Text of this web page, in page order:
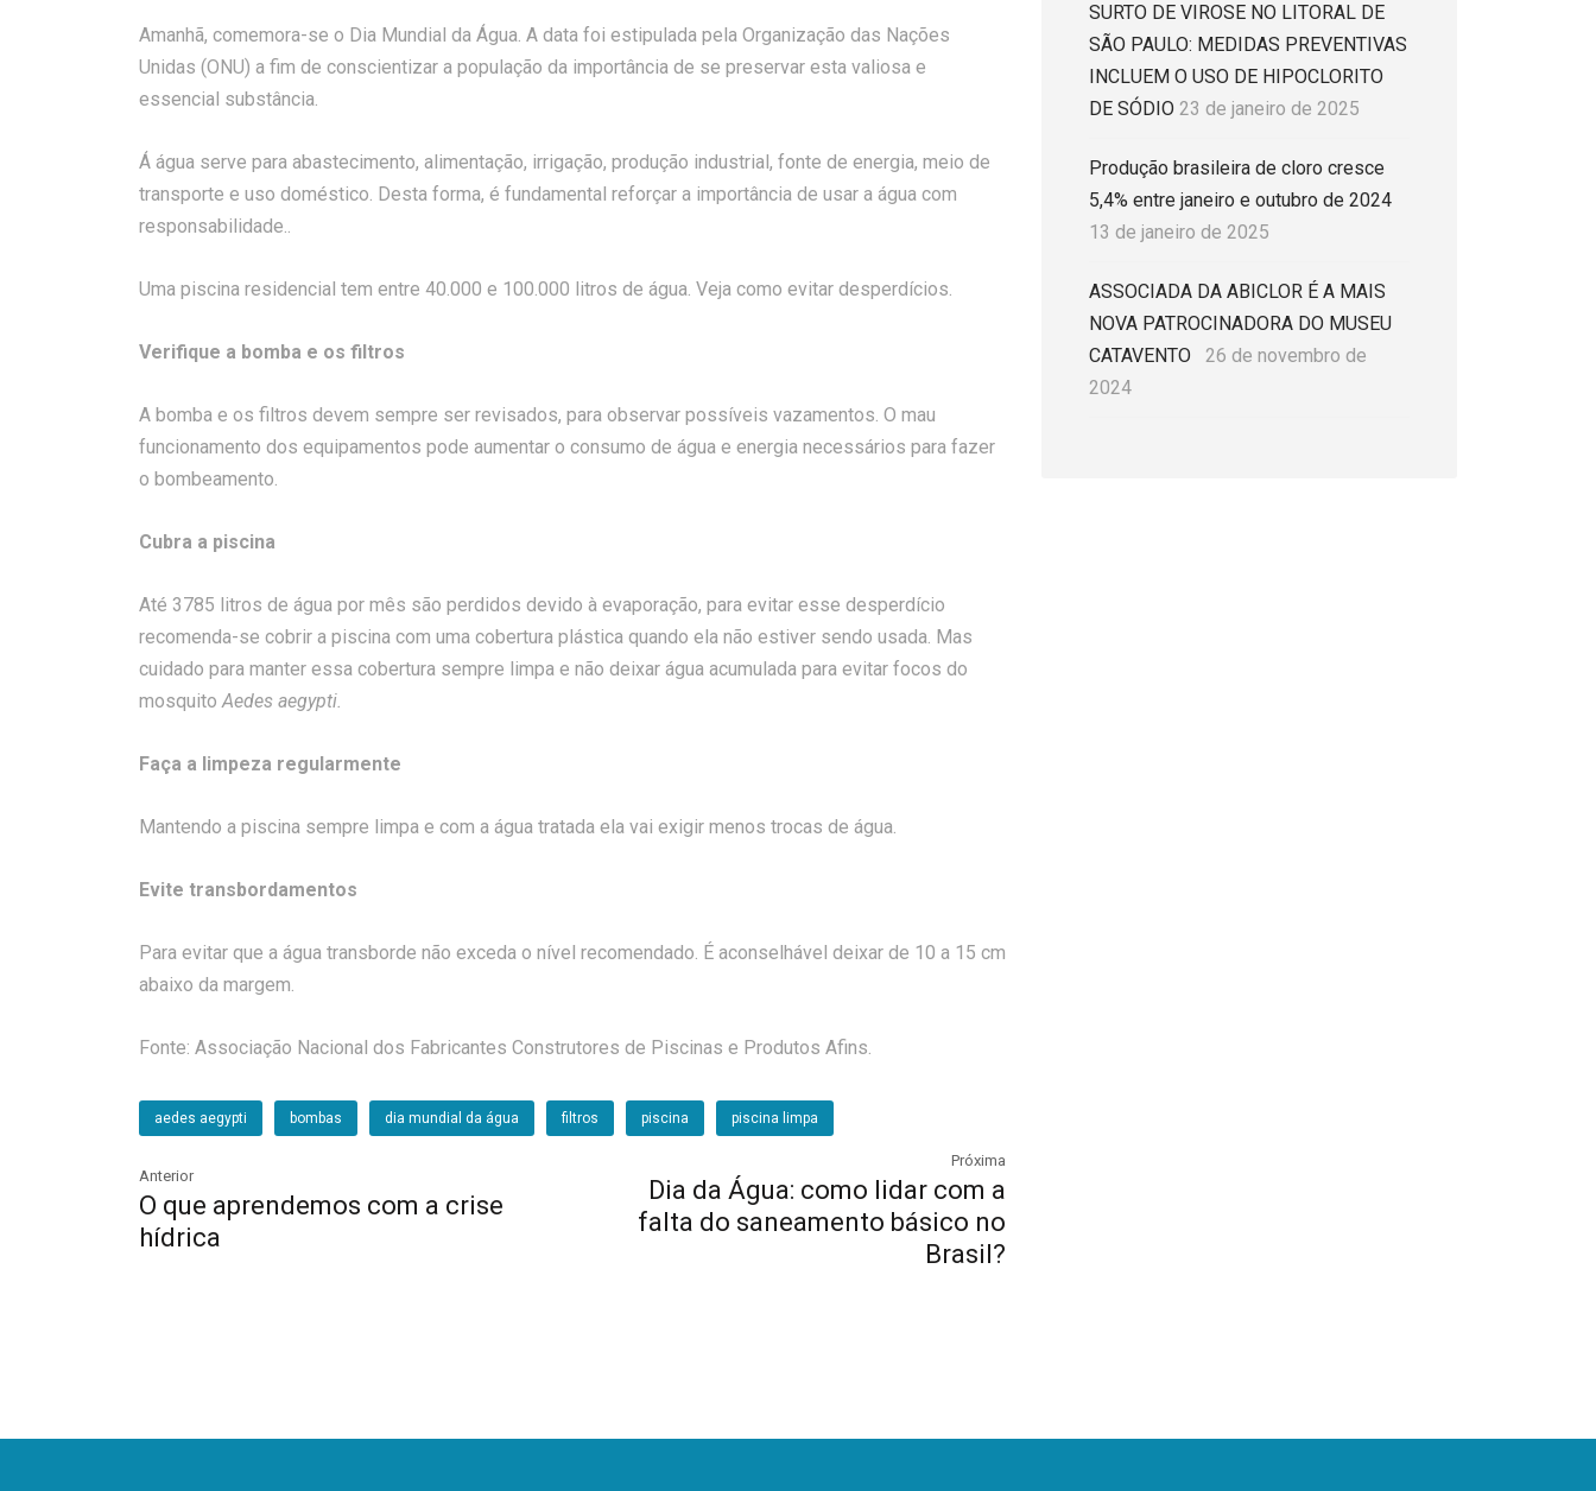
Amanhã, comemora-se o Dia Mundial da Água. A data foi estipulada pela Organização das Nações
Unidas (ONU) a fim de conscientizar a população da importância de se preservar esta valiosa e
essencial substância.
Á água serve para abastecimento, alimentação, irrigação, produção industrial, fonte de energia, meio de
transporte e uso doméstico. Desta forma, é fundamental reforçar a importância de usar a água com
responsabilidade..
Uma piscina residencial tem entre 40.000 e 100.000 litros de água. Veja como evitar desperdícios.
Verifique a bomba e os filtros
A bomba e os filtros devem sempre ser revisados, para observar possíveis vazamentos. O mau
funcionamento dos equipamentos pode aumentar o consumo de água e energia necessários para fazer
o bombeamento.
Cubra a piscina
Até 3785 litros de água por mês são perdidos devido à evaporação, para evitar esse desperdício
recomenda-se cobrir a piscina com uma cobertura plástica quando ela não estiver sendo usada. Mas
cuidado para manter essa cobertura sempre limpa e não deixar água acumulada para evitar focos do
mosquito Aedes aegypti.
Faça a limpeza regularmente
Mantendo a piscina sempre limpa e com a água tratada ela vai exigir menos trocas de água.
Evite transbordamentos
Para evitar que a água transborde não exceda o nível recomendado. É aconselhável deixar de 10 a 15 cm
abaixo da margem.
Fonte: Associação Nacional dos Fabricantes Construtores de Piscinas e Produtos Afins.
aedes aegypti bombas dia mundial da água filtros piscina piscina limpa
Anterior
O que aprendemos com a crise
hídrica
Próxima
Dia da Água: como lidar com a
falta do saneamento básico no
Brasil?
SURTO DE VIROSE NO LITORAL DE
SÃO PAULO: MEDIDAS PREVENTIVAS
INCLUEM O USO DE HIPOCLORITO
DE SÓDIO 23 de janeiro de 2025
Produção brasileira de cloro cresce
5,4% entre janeiro e outubro de 2024
13 de janeiro de 2025
ASSOCIADA DA ABICLOR É A MAIS
NOVA PATROCINADORA DO MUSEU
CATAVENTO
26 de novembro de
2024